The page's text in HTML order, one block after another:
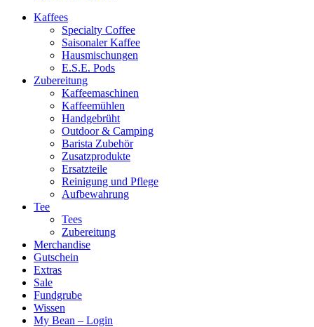
Kaffees
Specialty Coffee
Saisonaler Kaffee
Hausmischungen
E.S.E. Pods
Zubereitung
Kaffeemaschinen
Kaffeemühlen
Handgebrüht
Outdoor & Camping
Barista Zubehör
Zusatzprodukte
Ersatzteile
Reinigung und Pflege
Aufbewahrung
Tee
Tees
Zubereitung
Merchandise
Gutschein
Extras
Sale
Fundgrube
Wissen
My Bean – Login